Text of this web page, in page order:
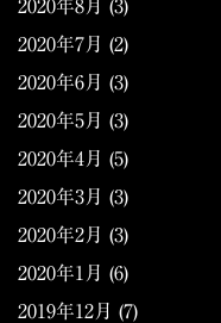
2020年8月 (3)
2020年7月 (2)
2020年6月 (3)
2020年5月 (3)
2020年4月 (5)
2020年3月 (3)
2020年2月 (3)
2020年1月 (6)
2019年12月 (7)